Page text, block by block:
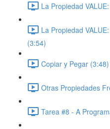
La Propiedad
La Propiedad
(3:54)
Copiar y Pegar (3:48)
Otras Propiedades
Tarea #8 - A